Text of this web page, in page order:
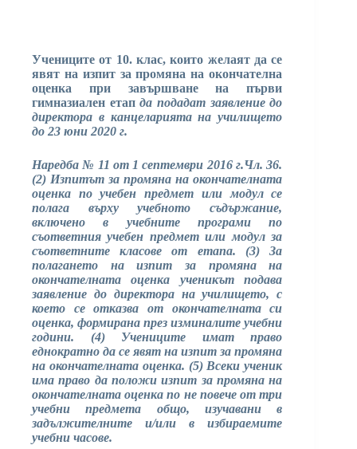
Учениците от 10. клас, които желаят да се
явят на изпит за промяна на окончателна
оценка при завършване на първи
гимназиален етапда подадат заявление до
директора в канцеларията на училището
до 23 юни 2020 г.
Наредба № 11 от 1 септември 2016 г.Чл. 36.
(2) Изпитът за промяна на окончателната
оценка по учебен предмет или модул се
полага върху учебното съдържание,
включено в учебните програми по
съответния учебен предмет или модул за
съответните класове от етапа. (3) За
полагането на изпит за промяна на
окончателната оценка ученикът подава
заявление до директора на училището, с
което се отказва от окончателната си
оценка, формирана през изминалите учебни
години. (4) Учениците имат право
еднократно да се явят на изпит за промяна
на окончателната оценка. (5) Всеки ученик
има право да положи изпит за промяна на
окончателната оценка по не повече от три
учебни предмета общо, изучавани в
задължителните и/или в избираемите
учебни часове.